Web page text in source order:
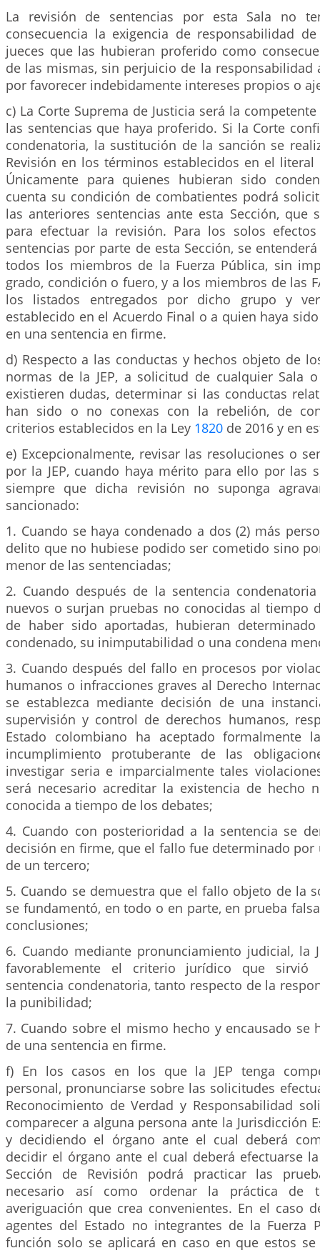
La revisión de sentencias por esta Sala no
consecuencia la exigencia de responsabilidad
jueces que las hubieran proferido como
de las mismas, sin perjuicio de la responsabilidad
por favorecer indebidamente intereses propios o
c) La Corte Suprema de Justicia será la
las sentencias que haya proferido. Si la Corte
condenatoria, la sustitución de la sanción se
Revisión en los términos establecidos en el
Únicamente para quienes hubieran sido
cuenta su condición de combatientes podrá
las anteriores sentencias ante esta Sección, que
para efectuar la revisión. Para los solos
sentencias por parte de esta Sección, se
todos los miembros de la Fuerza Pública, sin
grado, condición o fuero, y a los miembros de las
los listados entregados por dicho grupo y
establecido en el Acuerdo Final o a quien haya
en una sentencia en firme.
d) Respecto a las conductas y hechos objeto de
normas de la JEP, a solicitud de cualquier Sala
existieren dudas, determinar si las conductas
han sido o no conexas con la rebelión, de
criterios establecidos en la Ley 1820 de 2016 y en
e) Excepcionalmente, revisar las resoluciones o
por la JEP, cuando haya mérito para ello por las
siempre que dicha revisión no suponga
sancionado:
1. Cuando se haya condenado a dos (2) más
delito que no hubiese podido ser cometido sino
menor de las sentenciadas;
2. Cuando después de la sentencia
nuevos o surjan pruebas no conocidas al tiempo
de haber sido aportadas, hubieran
condenado, su inimputabilidad o una condena
3. Cuando después del fallo en procesos por
humanos o infracciones graves al Derecho
se establezca mediante decisión de una
supervisión y control de derechos humanos,
Estado colombiano ha aceptado formalmente
incumplimiento protuberante de las
investigar seria e imparcialmente tales
será necesario acreditar la existencia de hecho
conocida a tiempo de los debates;
4. Cuando con posterioridad a la sentencia se
decisión en firme, que el fallo fue determinado
de un tercero;
5. Cuando se demuestra que el fallo objeto de la
se fundamentó, en todo o en parte, en prueba
conclusiones;
6. Cuando mediante pronunciamiento judicial, la
favorablemente el criterio jurídico que sirvió
sentencia condenatoria, tanto respecto de la
la punibilidad;
7. Cuando sobre el mismo hecho y encausado se
de una sentencia en firme.
f) En los casos en los que la JEP tenga
personal, pronunciarse sobre las solicitudes
Reconocimiento de Verdad y Responsabilidad
comparecer a alguna persona ante la Jurisdicción
y decidiendo el órgano ante el cual deberá
decidir el órgano ante el cual deberá efectuarse
Sección de Revisión podrá practicar las
necesario así como ordenar la práctica de
averiguación que crea convenientes. En el caso
agentes del Estado no integrantes de la Fuerza
función solo se aplicará en caso en que estos